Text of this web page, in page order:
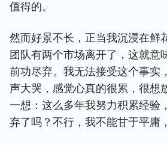
值得的。
然而好景不长，正当我沉浸在鲜
团队有两个市场离开了，这就意
前功尽弃。我无法接受这个事实
声大哭，感觉心真的很累，很想
一想：这么多年我努力积累经验
弃了吗？不行，我不能甘于平庸